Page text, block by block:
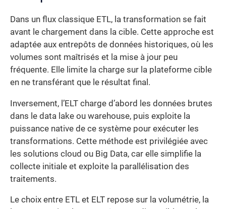
Dans un flux classique ETL, la transformation se fait
avant le chargement dans la cible. Cette approche est
adaptée aux entrepôts de données historiques, où les
volumes sont maîtrisés et la mise à jour peu
fréquente. Elle limite la charge sur la plateforme cible
en ne transférant que le résultat final.
Inversement, l’ELT charge d’abord les données brutes
dans le data lake ou warehouse, puis exploite la
puissance native de ce système pour exécuter les
transformations. Cette méthode est privilégiée avec
les solutions cloud ou Big Data, car elle simplifie la
collecte initiale et exploite la parallélisation des
traitements.
Le choix entre ETL et ELT repose sur la volumétrie, la